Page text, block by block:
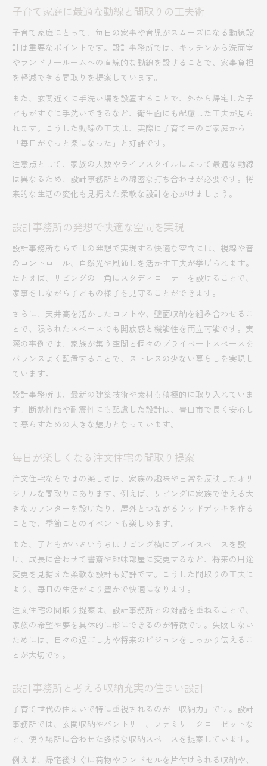
子育て家庭に最適な動線と間取りの工夫術
子育て家庭にとって、毎日の家事や育児がスムーズになる動線設
計は重要なポイントです。設計事務所では、キッチンから洗面室
やランドリールームへの直線的な動線を設けることで、家事負担
を軽減できる間取りを提案しています。
また、玄関近くに手洗い場を設置することで、外から帰宅した子
どもがすぐに手洗いできるなど、衛生面にも配慮した工夫が見ら
れます。こうした動線の工夫は、実際に子育て中のご家庭から
「毎日がぐっと楽になった」と好評です。
注意点として、家族の人数やライフスタイルによって最適な動線
は異なるため、設計事務所との綿密な打ち合わせが必要です。将
来的な生活の変化も見据えた柔軟な設計を心がけましょう。
設計事務所の発想で快適な空間を実現
設計事務所ならではの発想で実現する快適な空間には、視線や音
のコントロール、自然光や風通しを活かす工夫が挙げられます。
たとえば、リビングの一角にスタディコーナーを設けることで、
家事をしながら子どもの様子を見守ることができます。
さらに、天井高を活かしたロフトや、壁面収納を組み合わせるこ
とで、限られたスペースでも開放感と機能性を両立可能です。実
際の事例では、家族が集う空間と個々のプライベートスペースを
バランスよく配置することで、ストレスの少ない暮らしを実現し
ています。
設計事務所は、最新の建築技術や素材も積極的に取り入れていま
す。断熱性能や耐震性にも配慮した設計は、豊田市で長く安心し
て暮らすための大きな魅力となっています。
毎日が楽しくなる注文住宅の間取り提案
注文住宅ならではの楽しさは、家族の趣味や日常を反映したオリ
ジナルな間取りにあります。例えば、リビングに家族で使える大
きなカウンターを設けたり、屋外とつながるウッドデッキを作る
ことで、季節ごとのイベントも楽しめます。
また、子どもが小さいうちはリビング横にプレイスペースを設
け、成長に合わせて書斎や趣味部屋に変更するなど、将来の用途
変更を見据えた柔軟な設計も好評です。こうした間取りの工夫に
より、毎日の生活がより豊かで快適になります。
注文住宅の間取り提案は、設計事務所との対話を重ねることで、
家族の希望や夢を具体的に形にできるのが特徴です。失敗しない
ためには、日々の過ごし方や将来のビジョンをしっかり伝えるこ
とが大切です。
設計事務所と考える収納充実の住まい設計
子育て世代の住まいで特に重視されるのが「収納力」です。設計
事務所では、玄関収納やパントリー、ファミリークローゼットな
ど、使う場所に合わせた多様な収納スペースを提案しています。
例えば、帰宅後すぐに荷物やランドセルを片付けられる収納や、